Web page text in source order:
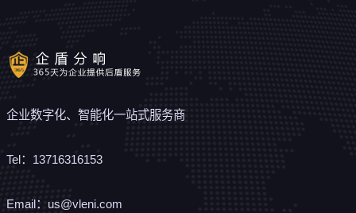
企业数字化、智能化一站式服务商
Tel：13716316153
Email：us@vleni.com